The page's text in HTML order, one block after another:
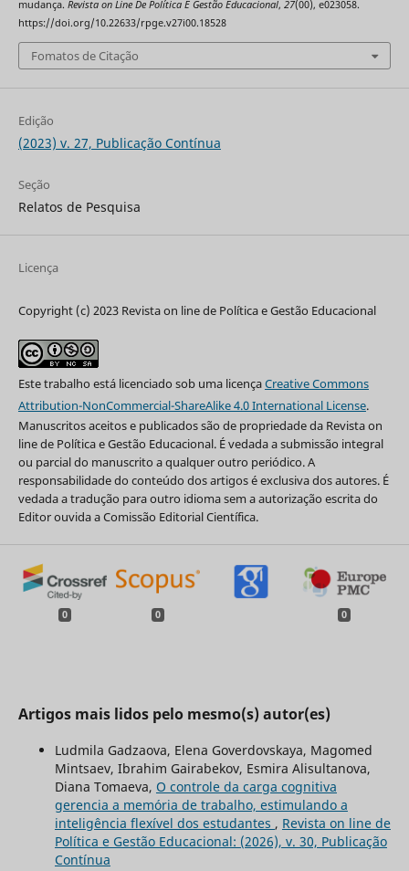
mudança. Revista on Line De Política E Gestão Educacional, 27(00), e023058.
https://doi.org/10.22633/rpge.v27i00.18528
Fomatos de Citação
Edição
(2023) v. 27, Publicação Contínua
Seção
Relatos de Pesquisa
Licença
Copyright (c) 2023 Revista on line de Política e Gestão Educacional
Este trabalho está licenciado sob uma licençaCreative Commons
Attribution-NonCommercial-ShareAlike 4.0 International License.
Manuscritos aceitos e publicados são de propriedade da Revista on
line de Política e Gestão Educacional. É vedada a submissão integral
ou parcial do manuscrito a qualquer outro periódico. A
responsabilidade do conteúdo dos artigos é exclusiva dos autores. É
vedada a tradução para outro idioma sem a autorização escrita do
Editor ouvida a Comissão Editorial Científica.
0 0 0
Artigos mais lidos pelo mesmo(s) autor(es)
Ludmila Gadzaova, Elena Goverdovskaya, Magomed
Mintsaev, Ibrahim Gairabekov, Esmira Alisultanova,
Diana Tomaeva, O controle da carga cognitiva
gerencia a memória de trabalho, estimulando a
inteligência flexível dos estudantes , Revista on line de
Política e Gestão Educacional: (2026), v. 30, Publicação
Contínua